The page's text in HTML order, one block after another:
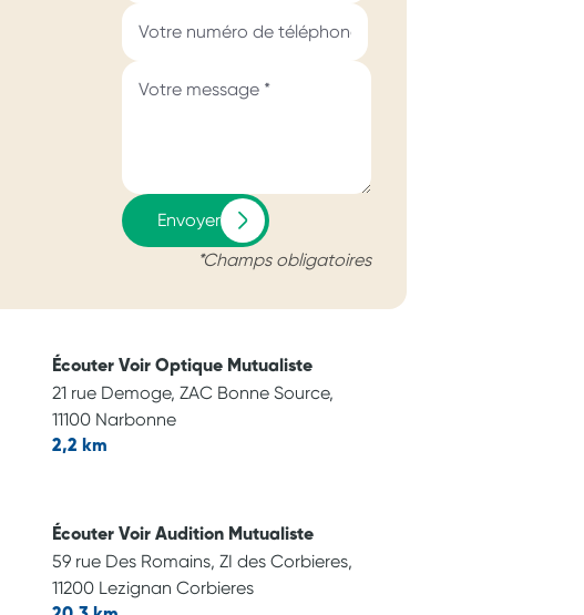
Envoyer
*Champs obligatoires
Écouter Voir Optique Mutualiste
21 rue Demoge, ZAC Bonne Source,
11100 Narbonne
2,2 km
Écouter Voir Audition Mutualiste
59 rue Des Romains, ZI des Corbieres,
11200 Lezignan Corbieres